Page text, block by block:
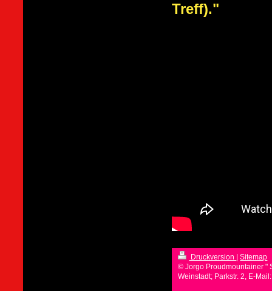
Treff)."
Druckversion
Sitemap
© Jorgo Proudmountainer "
Weinstadt; Parkstr. 2, E-